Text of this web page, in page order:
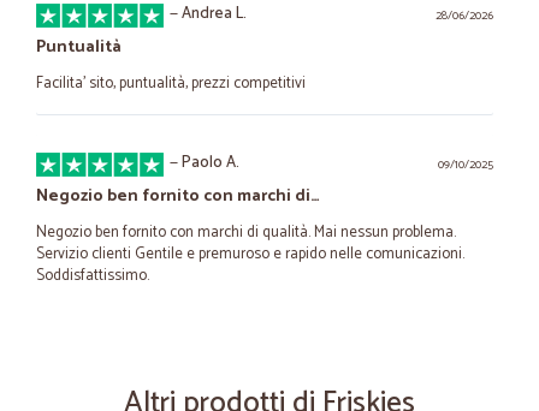
28/06/2026
—Andrea L.
Puntualità
Facilita’ sito, puntualità, prezzi competitivi
09/10/2025
—Paolo A.
Negozio ben fornito con marchi di…
Negozio ben fornito con marchi di qualità. Mai nessun problema.
Servizio clienti Gentile e premuroso e rapido nelle comunicazioni.
Soddisfattissimo.
Scelgo Cicalia perché mi raggiunge in…